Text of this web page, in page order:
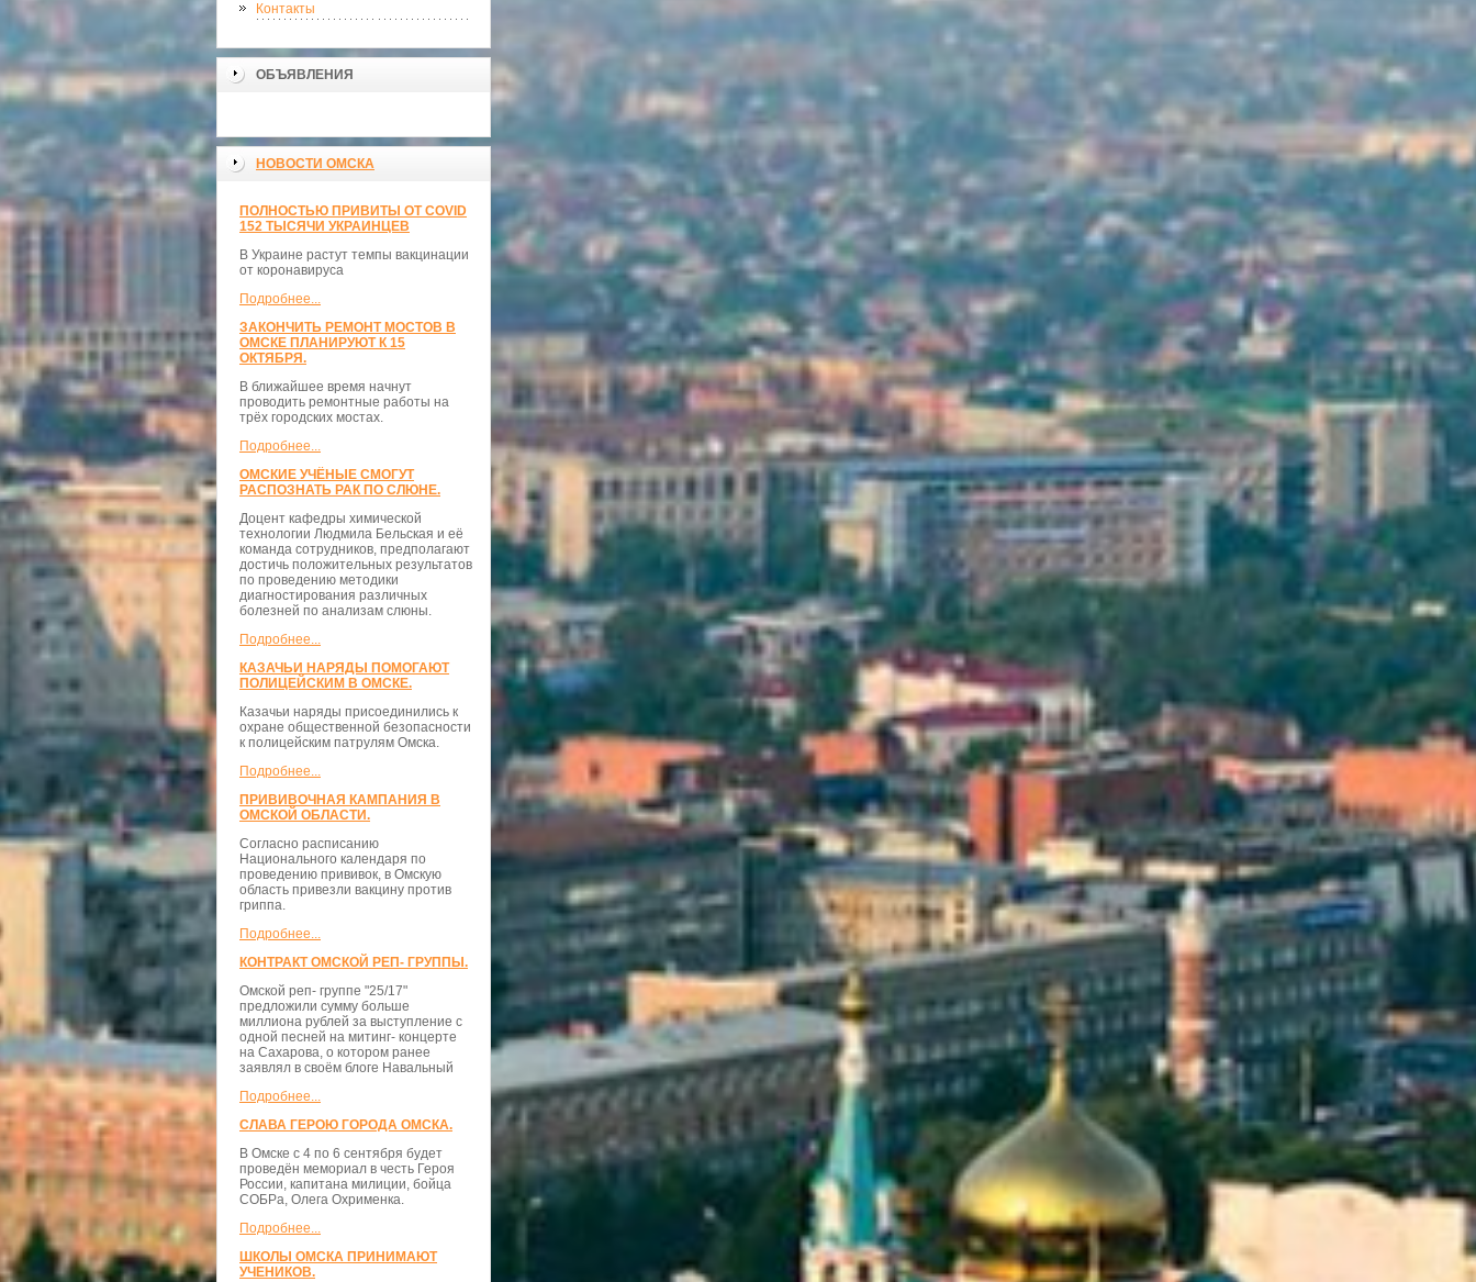
Контакты
ОБЪЯВЛЕНИЯ
НОВОСТИ ОМСКА
ПОЛНОСТЬЮ ПРИВИТЫ ОТ COVID
152 ТЫСЯЧИ УКРАИНЦЕВ
В Украине растут темпы вакцинации
от коронавируса
Подробнее...
ЗАКОНЧИТЬ РЕМОНТ МОСТОВ В
ОМСКЕ ПЛАНИРУЮТ К 15
ОКТЯБРЯ.
В ближайшее время начнут
проводить ремонтные работы на
трёх городских мостах.
Подробнее...
ОМСКИЕ УЧЁНЫЕ СМОГУТ
РАСПОЗНАТЬ РАК ПО СЛЮНЕ.
Доцент кафедры химической
технологии Людмила Бельская и её
команда сотрудников, предполагают
достичь положительных результатов
по проведению методики
диагностирования различных
болезней по анализам слюны.
Подробнее...
КАЗАЧЬИ НАРЯДЫ ПОМОГАЮТ
ПОЛИЦЕЙСКИМ В ОМСКЕ.
Казачьи наряды присоединились к
охране общественной безопасности
к полицейским патрулям Омска.
Подробнее...
ПРИВИВОЧНАЯ КАМПАНИЯ В
ОМСКОЙ ОБЛАСТИ.
Согласно расписанию
Национального календаря по
проведению прививок, в Омскую
область привезли вакцину против
гриппа.
Подробнее...
КОНТРАКТ ОМСКОЙ РЕП- ГРУППЫ.
Омской реп- группе "25/17"
предложили сумму больше
миллиона рублей за выступление с
одной песней на митинг- концерте
на Сахарова, о котором ранее
заявлял в своём блоге Навальный
Подробнее...
СЛАВА ГЕРОЮ ГОРОДА ОМСКА.
В Омске с 4 по 6 сентября будет
проведён мемориал в честь Героя
России, капитана милиции, бойца
СОБРа, Олега Охрименка.
Подробнее...
ШКОЛЫ ОМСКА ПРИНИМАЮТ
УЧЕНИКОВ.